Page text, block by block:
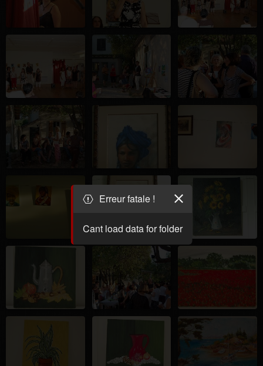
Erreur fatale !
Cant load data for folder